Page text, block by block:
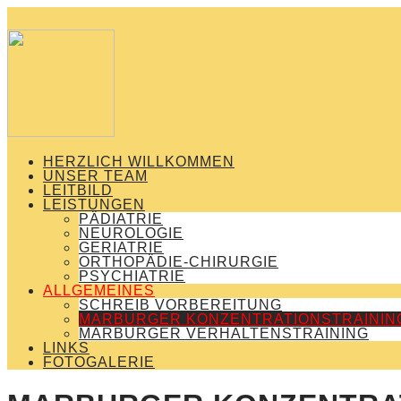
HERZLICH WILLKOMMEN
UNSER TEAM
LEITBILD
LEISTUNGEN
PÄDIATRIE
NEUROLOGIE
GERIATRIE
ORTHOPÄDIE-CHIRURGIE
PSYCHIATRIE
ALLGEMEINES
SCHREIB VORBEREITUNG
MARBURGER
MARBURGER VERHALTENSTRAINING
LINKS
FOTOGALERIE